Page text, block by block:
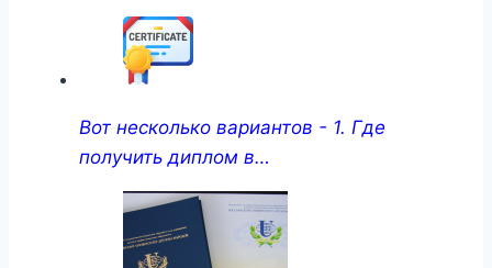
Вот несколько вариантов - 1. Где
получить диплом в…